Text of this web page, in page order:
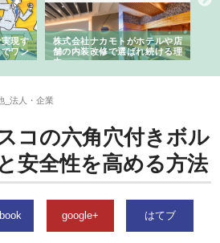
現す
ワン
株式会社ナカモトがホテルや店
舗の内装改修で選ばれ続ける理
由
_法人・企業
コの六角穴付きボル
安全性を高める方法
google+ はてブ